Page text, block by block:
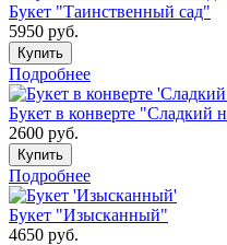
Букет "Таинственный сад"
5950 руб.
Купить
Подробнее
Букет в конверте "Сладкий
2600 руб.
Купить
Подробнее
Букет "Изысканный"
4650 руб.